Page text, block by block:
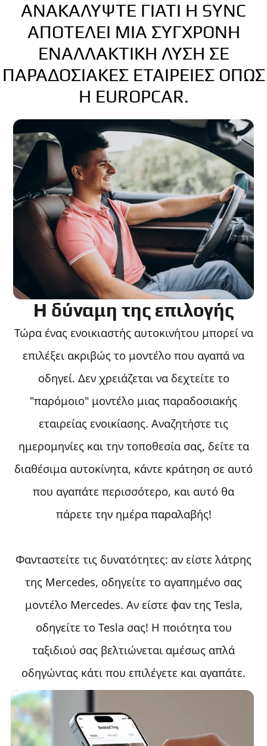
ΑΝΑΚΑΛΎΨΤΕ ΓΙΑΤΊ Η SYNC
ΑΠΟΤΕΛΕΊ ΜΙΑ ΣΎΓΧΡΟΝΗ
ΕΝΑΛΛΑΚΤΙΚΉ ΛΎΣΗ ΣΕ
ΠΑΡΑΔΟΣΙΑΚΈΣ ΕΤΑΙΡΕΊΕΣ ΌΠΩΣ
Η EUROPCAR.
Η δύναμη της επιλογής
Τώρα ένας ενοικιαστής αυτοκινήτου μπορεί να
επιλέξει ακριβώς το μοντέλο που αγαπά να
οδηγεί. Δεν χρειάζεται να δεχτείτε το
"παρόμοιο" μοντέλο μιας παραδοσιακής
εταιρείας ενοικίασης. Αναζητήστε τις
ημερομηνίες και την τοποθεσία σας, δείτε τα
διαθέσιμα αυτοκίνητα, κάντε κράτηση σε αυτό
που αγαπάτε περισσότερο, και αυτό θα
πάρετε την ημέρα παραλαβής!
Φανταστείτε τις δυνατότητες: αν είστε λάτρης
της Mercedes, οδηγείτε το αγαπημένο σας
μοντέλο Mercedes. Αν είστε φαν της Tesla,
οδηγείτε το Tesla σας! Η ποιότητα του
ταξιδιού σας βελτιώνεται αμέσως απλά
οδηγώντας κάτι που επιλέγετε και αγαπάτε.